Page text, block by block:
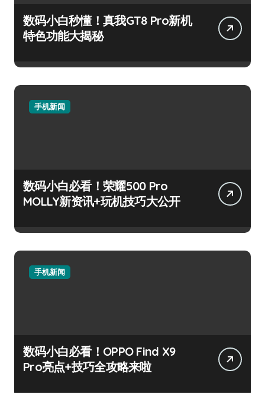
数码小白秒懂！真我GT8 Pro新机
特色功能大揭秘
手机新闻
数码小白必看！荣耀500 Pro
MOLLY新资讯+玩机技巧大公开
手机新闻
数码小白必看！OPPO Find X9
Pro亮点+技巧全攻略来啦